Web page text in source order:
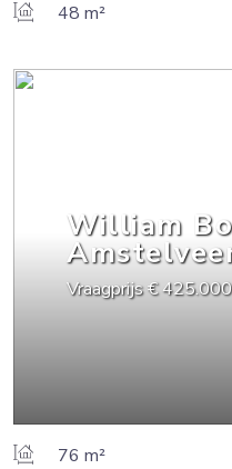
48 m²
William
Vraagprijs€ 425.000
76 m²